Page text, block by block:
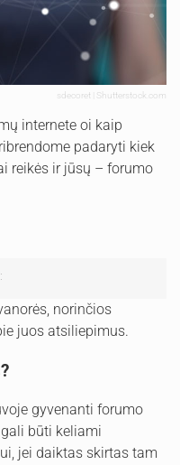
sdecoret | Shutterstock.com
internete oi kaip
padaryti kiek
reikės ir jūsų – forumo
norinčios
juos atsiliepimus.
gyvenanti forumo
būti keliami
jei daiktas skirtas tam